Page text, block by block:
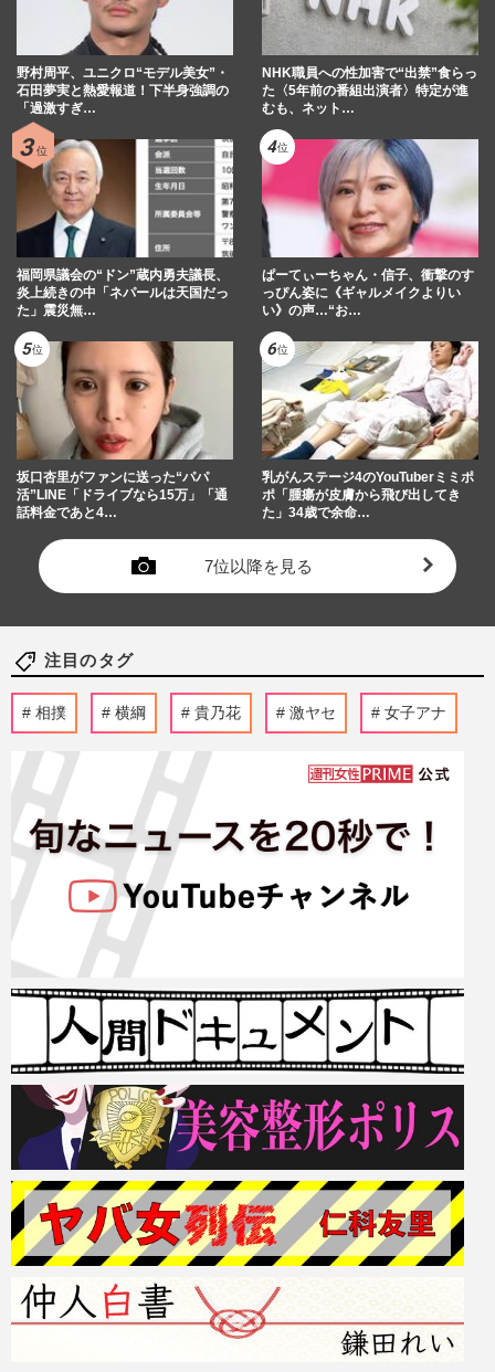
野村周平、ユニクロ“モデル美女”・
石田夢実と熱愛報道！下半身強調の
「過激すぎ…
NHK職員への性加害で“出禁”食らっ
た〈5年前の番組出演者〉特定が進
むも、ネット…
福岡県議会の“ドン”蔵内勇夫議長、
炎上続きの中「ネパールは天国だっ
た」震災無…
ぱーてぃーちゃん・信子、衝撃のす
っぴん姿に《ギャルメイクよりい
い》の声…“お…
坂口杏里がファンに送った“パパ
活”LINE「ドライブなら15万」「通
話料金であと4…
乳がんステージ4のYouTuberミミポ
ポ「腫瘍が皮膚から飛び出してき
た」34歳で余命…
7位以降を見る
注目のタグ
相撲 横綱 貴乃花 激ヤセ 女子アナ